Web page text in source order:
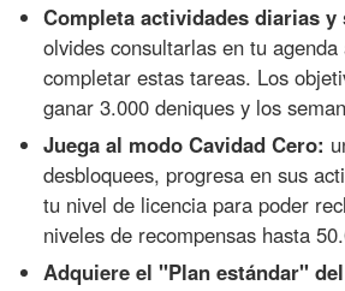
Completa actividades diarias y
olvides consultarlas en tu
completar estas tareas. Los
ganar 3.000 deniques y los
Juega al modo Cavidad Cero:
desbloquees, progresa en sus
tu nivel de licencia para poder
niveles de recompensas hasta
Adquiere el "Plan estándar" del